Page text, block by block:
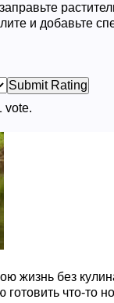
и добавьте
Submit Rating
vote.
жизнь без
что-то